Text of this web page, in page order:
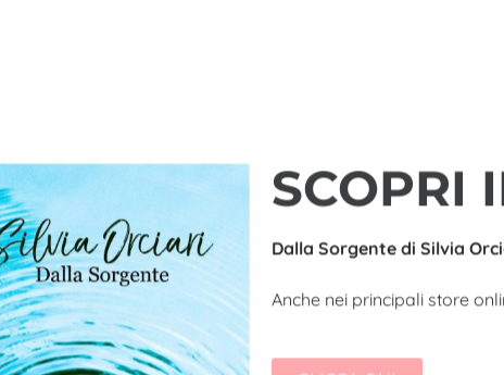
Anche nei principali store
CLICCA QUI